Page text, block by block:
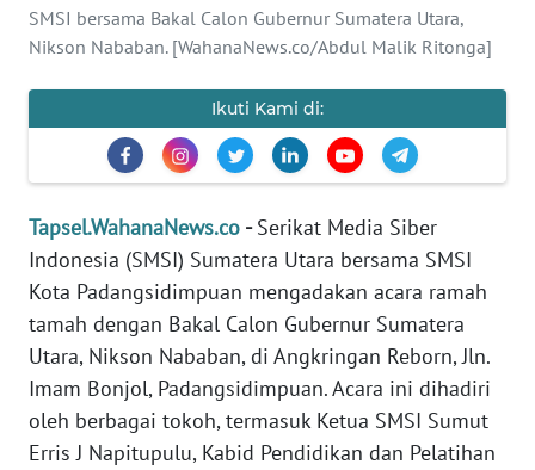
SMSI bersama Bakal Calon Gubernur Sumatera Utara,
Nikson Nababan. [WahanaNews.co/Abdul Malik Ritonga]
Ikuti Kami di:
Tapsel.WahanaNews.co -Serikat Media Siber
Indonesia (SMSI) Sumatera Utara bersama SMSI
Kota Padangsidimpuan mengadakan acara ramah
tamah dengan Bakal Calon Gubernur Sumatera
Utara, Nikson Nababan, di Angkringan Reborn, Jln.
Imam Bonjol, Padangsidimpuan. Acara ini dihadiri
oleh berbagai tokoh, termasuk Ketua SMSI Sumut
Erris J Napitupulu, Kabid Pendidikan dan Pelatihan
INFO
IKLAN
KAMI
PEDOMAN
MEDIA
SIBER
REDAKSI
KARIR
DISCLAIMER